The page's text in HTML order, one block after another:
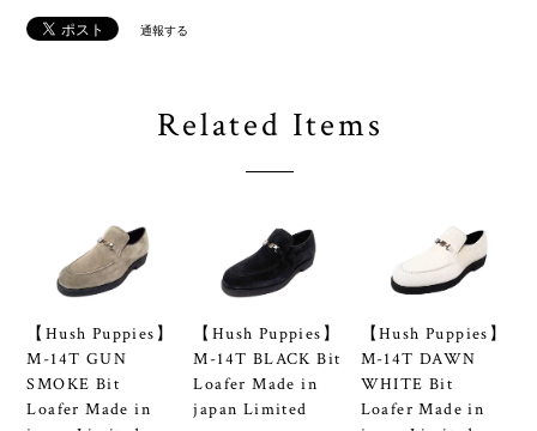
通報する
Related Items
【Hush Puppies】
M-14T GUN
SMOKE Bit
Loafer Made in
【Hush Puppies】
M-14T BLACK Bit
Loafer Made in
japan Limited
【Hush Puppies】
M-14T DAWN
WHITE Bit
Loafer Made in